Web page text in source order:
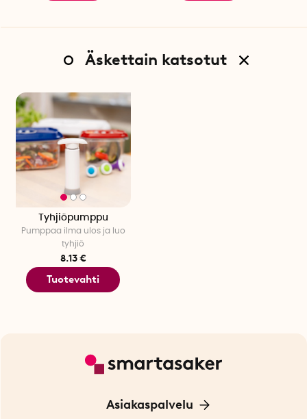
Äskettain katsotut
Tyhjiöpumppu
Pumppaa ilma ulos ja luo
tyhjiö
8.13 €
Tuotevahti
Asiakaspalvelu